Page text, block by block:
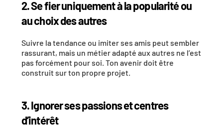
2. Se fier uniquement à la popularité ou
au choix des autres
Suivre la tendance ou imiter ses amis peut sembler
rassurant, mais un métier adapté aux autres ne l’est
pas forcément pour soi. Ton avenir doit être
construit sur ton propre projet.
3. Ignorer ses passions et centres
d’intérêt